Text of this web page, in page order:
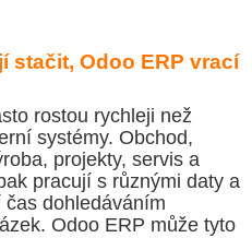
stačit, Odoo ERP vrací
rostou rychleji než
systémy. Obchod,
projekty, servis a
pracují s různými daty a
čas dohledáváním
Odoo ERP může tyto